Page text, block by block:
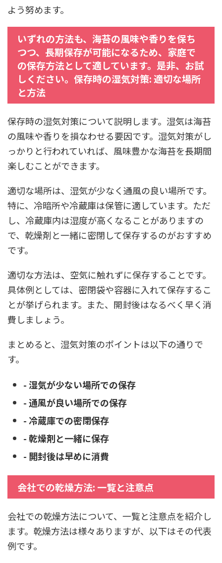
よう努めます。
いずれの方法も、海苔の風味や香りを保ち
つつ、長期保存が可能になるため、家庭で
の保存方法として適しています。是非、お試
しください。保存時の湿気対策: 適切な場所
と方法
保存時の湿気対策について説明します。湿気は海苔
の風味や香りを損なわせる要因です。湿気対策がし
っかりと行われていれば、風味豊かな海苔を長期間
楽しむことができます。
適切な場所は、湿気が少なく通風の良い場所です。
特に、冷暗所や冷蔵庫は保管に適しています。ただ
し、冷蔵庫内は湿度が高くなることがありますの
で、乾燥剤と一緒に密閉して保存するのがおすすめ
です。
適切な方法は、空気に触れずに保存することです。
具体例としては、密閉袋や容器に入れて保存するこ
とが挙げられます。また、開封後はなるべく早く消
費しましょう。
まとめると、湿気対策のポイントは以下の通りで
す。
- 湿気が少ない場所での保存
- 通風が良い場所での保存
- 冷蔵庫での密閉保存
- 乾燥剤と一緒に保存
- 開封後は早めに消費
会社での乾燥方法: 一覧と注意点
会社での乾燥方法について、一覧と注意点を紹介し
ます。乾燥方法は様々ありますが、以下はその代表
例です。